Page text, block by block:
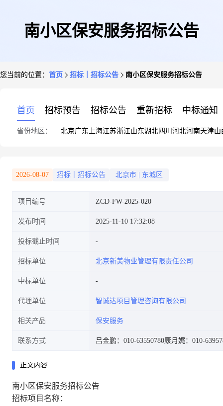
南小区保安服务招标公告
您当前的位置： 首页 招标｜招标公告 南小区保安服务招标公告
首页 招标预告 招标公告 重新招标 中标通知
省份地区： 北京广东 上海江苏浙江山东湖北四川 河北河南天津山
2026-08-07 招标｜招标公告 北京市 东城区
项目编号 ZCD-FW-2025-020
发布时间 2025-11-10 17:32:08
投标截止时间
招标单位 北京新美物业管理有限责任公司
中标单位
代理单位 智诚达项目管理咨询有限公司
相关产品 保安服务
联系方式 吕金鹏：010-63550780康月娓：010-
正文内容
南小区保安服务招标公告
招标项目名称：